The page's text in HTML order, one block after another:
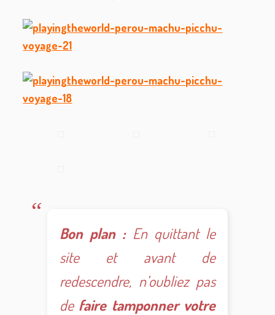
Bon plan :En quittant le
site et avant de
redescendre, n’oubliez pas
de faire tamponner votre